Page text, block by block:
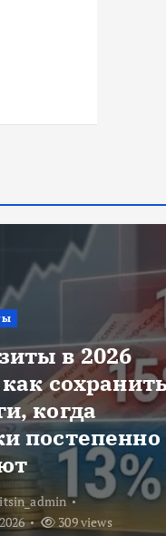
как
искать
перелёты
2026
416 views